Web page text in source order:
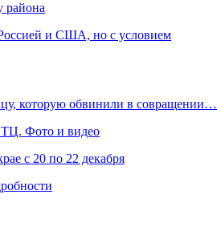
района
Россией и США, но с условием
которую обвинили в совращении…
ТЦ. Фото и видео
с 20 по 22 декабря